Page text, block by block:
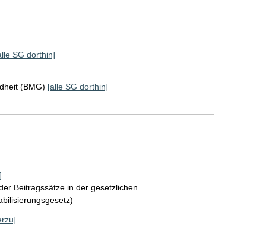
SG dorthin]
(BMG) [alle SG dorthin]
Beitragssätze in der gesetzlichen